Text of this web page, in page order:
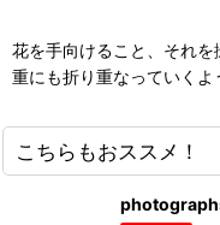
花を手向けること、それ
重にも折り重なっていくよ
こちらもおススメ！